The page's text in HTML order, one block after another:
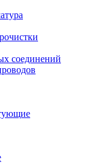
соединений